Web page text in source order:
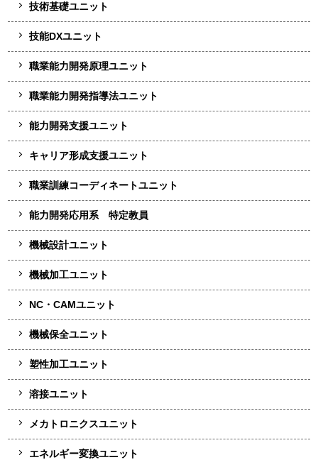
技術基礎ユニット
技能DXユニット
職業能力開発原理ユニット
職業能力開発指導法ユニット
能力開発支援ユニット
キャリア形成支援ユニット
職業訓練コーディネートユニット
能力開発応用系 特定教員
機械設計ユニット
機械加工ユニット
NC・CAMユニット
機械保全ユニット
塑性加工ユニット
溶接ユニット
メカトロニクスユニット
エネルギー変換ユニット